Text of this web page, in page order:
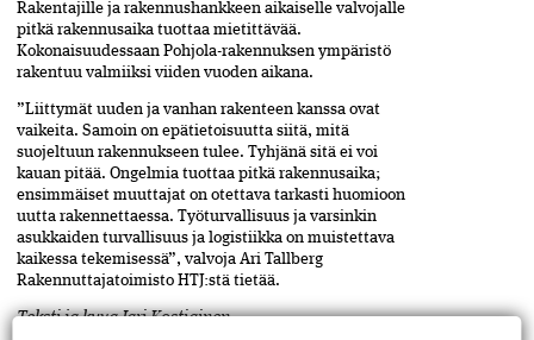
Rakentajille ja rakennushankkeen aikaiselle valvojalle
pitkä rakennusaika tuottaa mietittävää.
Kokonaisuudessaan Pohjola-rakennuksen ympäristö
rakentuu valmiiksi viiden vuoden aikana.
”Liittymät uuden ja vanhan rakenteen kanssa ovat
vaikeita. Samoin on epätietoisuutta siitä, mitä
suojeltuun rakennukseen tulee. Tyhjänä sitä ei voi
kauan pitää. Ongelmia tuottaa pitkä rakennusaika;
ensimmäiset muuttajat on otettava tarkasti huomioon
uutta rakennettaessa. Työturvallisuus ja varsinkin
asukkaiden turvallisuus ja logistiikka on muistettava
kaikessa tekemisessä”, valvoja Ari Tallberg
Rakennuttajatoimisto HTJ:stä tietää.
Teksti ja kuva Jari Kostiainen